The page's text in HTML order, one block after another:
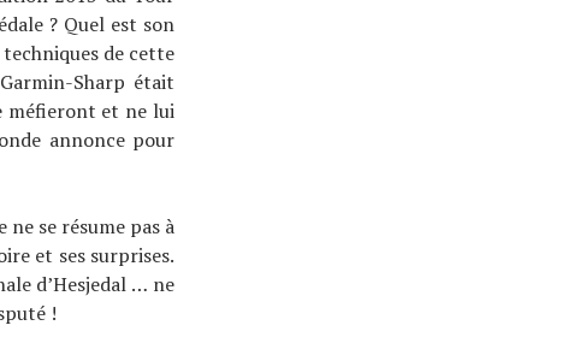
? Quel est son
de cette
Sharp était
méfieront et ne lui
annonce pour
se résume pas à
et ses surprises.
d’Hesjedal … ne
!